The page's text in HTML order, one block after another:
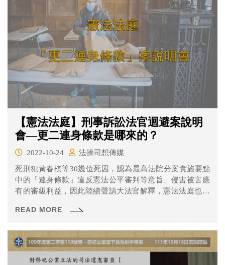
好事嗎？今天憲法法庭言詞辯論就此問題展開討論。
【憲法法庭】刑事訴訟法官迴避案說明
會—更二連身條款是哪來的？
2022-10-24
法操司想傳媒
死刑犯黃春棋等30幾位死囚，認為最高法院分案實施要點
中的「連身條款」違反憲法公平審判等意旨、侵害被害應
有的審級利益，因此陸續聲請大法官解釋，憲法法庭也與
READ MORE